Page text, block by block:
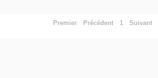
Premier Précédent 1 Suivant